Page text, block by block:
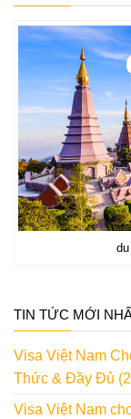
TIN TỨC MỚI
Visa Việt Nam
Thức & Đầy Đủ
Visa Việt Nam